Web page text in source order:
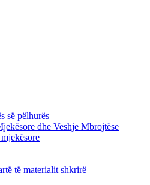
së pëlhurës
dhe Veshje Mbrojtëse
të materialit shkrirë